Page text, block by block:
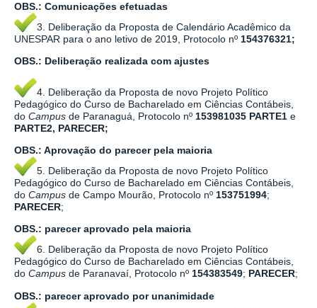
OBS.: Comunicações efetuadas
3. Deliberação da Proposta de Calendário Acadêmico da
UNESPAR para o ano letivo de 2019, Protocolo nº 154376321;
OBS.: Deliberação realizada com ajustes
4. Deliberação da Proposta de novo Projeto Político
Pedagógico do Curso de Bacharelado em Ciências Contábeis,
do Campus de Paranaguá, Protocolo nº 153981035 PARTE1 e
PARTE2, PARECER;
OBS.: Aprovação do parecer pela maioria
5. Deliberação da Proposta de novo Projeto Político
Pedagógico do Curso de Bacharelado em Ciências Contábeis,
do Campus de Campo Mourão, Protocolo nº 153751994;
PARECER;
OBS.: parecer aprovado pela maioria
6. Deliberação da Proposta de novo Projeto Político
Pedagógico do Curso de Bacharelado em Ciências Contábeis,
do Campus de Paranavaí, Protocolo nº 154383549; PARECER;
OBS.: parecer aprovado porunanimidade